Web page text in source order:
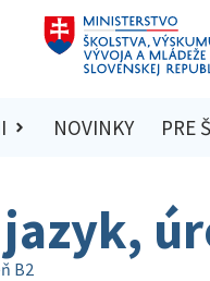
NOVINKY PRE
B2